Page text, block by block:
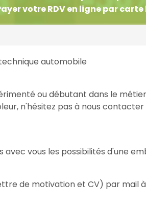
votre RDV en ligne par
automobile
ou débutant dans le
n'hésitez pas à nous
vous les possibilités d'une
de motivation et CV) par mail à